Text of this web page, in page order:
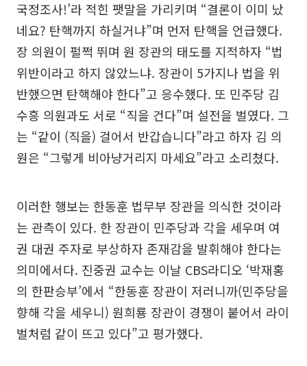
국정조사!’라 적힌 팻말을 가리키며 “결론이 이미 났
네요? 탄핵까지 하실거냐”며 먼저 탄핵을 언급했다.
장 의원이 펄쩍 뛰며 원 장관의 태도를 지적하자 “법
위반이라고 하지 않았느냐. 장관이 5가지나 법을 위
반했으면 탄핵해야 한다”고 응수했다. 또 민주당 김
수흥 의원과도 서로 “직을 건다”며 설전을 벌였다. 그
는 “같이 (직을) 걸어서 반갑습니다”라고 하자 김 의
원은 “그렇게 비아냥거리지 마세요”라고 소리쳤다.
이러한 행보는 한동훈 법무부 장관을 의식한 것이라
는 관측이 있다. 한 장관이 민주당과 각을 세우며 여
권 대권 주자로 부상하자 존재감을 발휘해야 한다는
의미에서다. 진중권 교수는 이날 CBS라디오 ‘박재홍
의 한판승부’에서 “한동훈 장관이 저러니까(민주당을
향해 각을 세우니) 원희룡 장관이 경쟁이 붙어서 라이
벌처럼 같이 뜨고 있다”고 평가했다.